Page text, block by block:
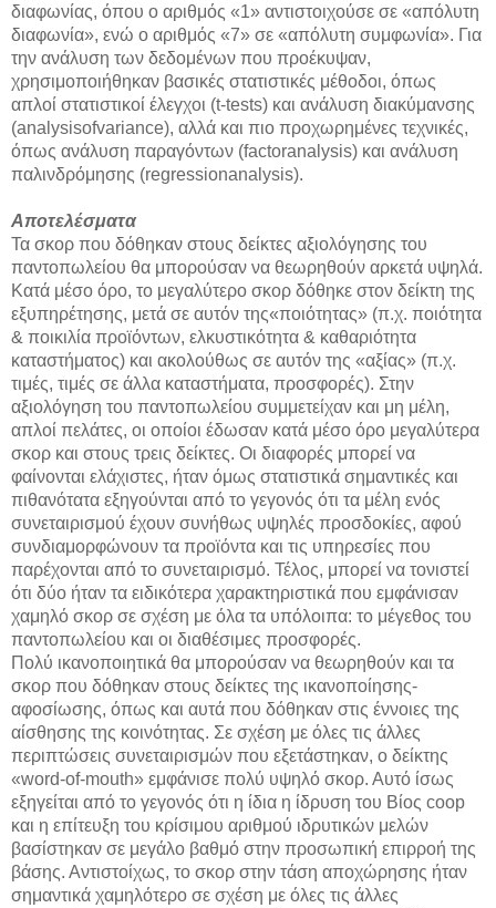
διαφωνίας, όπου ο αριθμός «1» αντιστοιχούσε σε «απόλυτη
διαφωνία», ενώ ο αριθμός «7» σε «απόλυτη συμφωνία». Για
την ανάλυση των δεδομένων που προέκυψαν,
χρησιμοποιήθηκαν βασικές στατιστικές μέθοδοι, όπως
απλοί στατιστικοί έλεγχοι (t-tests) και ανάλυση διακύμανσης
(analysisofvariance), αλλά και πιο προχωρημένες τεχνικές,
όπως ανάλυση παραγόντων (factoranalysis) και ανάλυση
παλινδρόμησης (regressionanalysis).
Αποτελέσματα
Τα σκορ που δόθηκαν στους δείκτες αξιολόγησης του
παντοπωλείου θα μπορούσαν να θεωρηθούν αρκετά υψηλά.
Κατά μέσο όρο, το μεγαλύτερο σκορ δόθηκε στον δείκτη της
εξυπηρέτησης, μετά σε αυτόν της«ποιότητας» (π.χ. ποιότητα
& ποικιλία προϊόντων, ελκυστικότητα & καθαριότητα
καταστήματος) και ακολούθως σε αυτόν της «αξίας» (π.χ.
τιμές, τιμές σε άλλα καταστήματα, προσφορές). Στην
αξιολόγηση του παντοπωλείου συμμετείχαν και μη μέλη,
απλοί πελάτες, οι οποίοι έδωσαν κατά μέσο όρο μεγαλύτερα
σκορ και στους τρεις δείκτες. Οι διαφορές μπορεί να
φαίνονται ελάχιστες, ήταν όμως στατιστικά σημαντικές και
πιθανότατα εξηγούνται από το γεγονός ότι τα μέλη ενός
συνεταιρισμού έχουν συνήθως υψηλές προσδοκίες, αφού
συνδιαμορφώνουν τα προϊόντα και τις υπηρεσίες που
παρέχονται από το συνεταιρισμό. Τέλος, μπορεί να τονιστεί
ότι δύο ήταν τα ειδικότερα χαρακτηριστικά που εμφάνισαν
χαμηλό σκορ σε σχέση με όλα τα υπόλοιπα: το μέγεθος του
παντοπωλείου και οι διαθέσιμες προσφορές.
Πολύ ικανοποιητικά θα μπορούσαν να θεωρηθούν και τα
σκορ που δόθηκαν στους δείκτες της ικανοποίησης-
αφοσίωσης, όπως και αυτά που δόθηκαν στις έννοιες της
αίσθησης της κοινότητας. Σε σχέση με όλες τις άλλες
περιπτώσεις συνεταιρισμών που εξετάστηκαν, ο δείκτης
«word-of-mouth» εμφάνισε πολύ υψηλό σκορ. Αυτό ίσως
εξηγείται από το γεγονός ότι η ίδια η ίδρυση του Βίος coop
και η επίτευξη του κρίσιμου αριθμού ιδρυτικών μελών
βασίστηκαν σε μεγάλο βαθμό στην προσωπική επιρροή της
βάσης. Αντιστοίχως, το σκορ στην τάση αποχώρησης ήταν
σημαντικά χαμηλότερο σε σχέση με όλες τις άλλες